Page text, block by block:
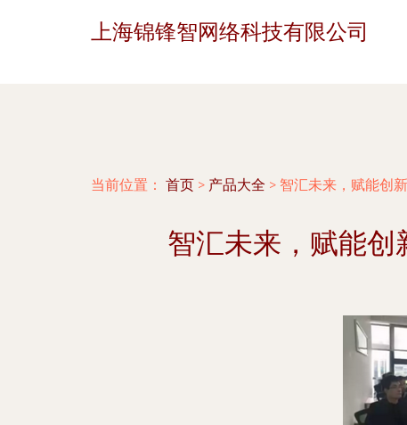
上海锦锋智网络科技有限公司
当前位置： 首页 > 产品大全 > 智汇未来，赋能创
智汇未来，赋能